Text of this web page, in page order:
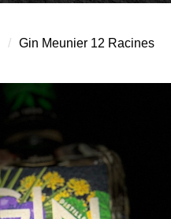
Gin Meunier 12 Racines